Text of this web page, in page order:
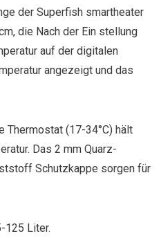
der Superfish smartheater
die Nach der Ein stellung
auf der digitalen
angezeigt und das
Thermostat (17-34°C) hält
Das 2 mm Quarz-
Schutzkappe sorgen für
125 Liter.